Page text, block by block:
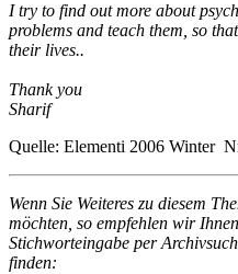
I try to find out more about
problems and teach them, so
their lives..
Thank you
Sharif
Quelle: Elementi 2006 Winter
Wenn Sie Weiteres zu diesem
möchten, so empfehlen wir
Stichworteingabe per
finden: